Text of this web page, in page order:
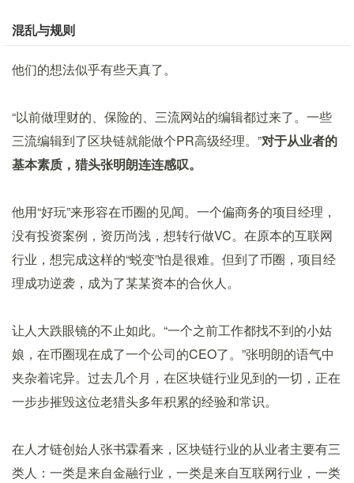
混乱与规则
他们的想法似乎有些天真了。
“以前做理财的、保险的、三流网站的编辑都过来了。一些
三流编辑到了区块链就能做个PR高级经理。”对于从业者的
基本素质，猎头张明朗连连感叹。
他用“好玩”来形容在币圈的见闻。一个偏商务的项目经理，
没有投资案例，资历尚浅，想转行做VC。在原本的互联网
行业，想完成这样的“蜕变”怕是很难。但到了币圈，项目经
理成功逆袭，成为了某某资本的合伙人。
让人大跌眼镜的不止如此。“一个之前工作都找不到的小姑
娘，在币圈现在成了一个公司的CEO了。”张明朗的语气中
夹杂着诧异。过去几个月，在区块链行业见到的一切，正在
一步步摧毁这位老猎头多年积累的经验和常识。
在人才链创始人张书霖看来，区块链行业的从业者主要有三
类人：一类是来自金融行业，一类是来自互联网行业，一类